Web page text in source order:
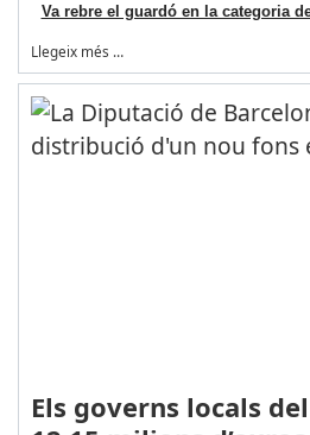
Va rebre el guardó en la categoria
Llegeix més …
Els governs locals